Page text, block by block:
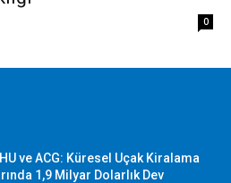
0
ve ACG: Küresel Uçak Kiralama
1,9 Milyar Dolarlık Dev